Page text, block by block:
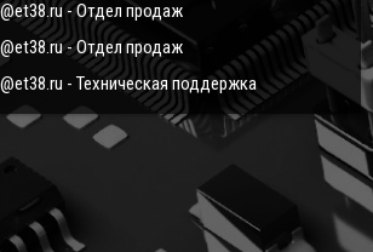
- Отдел продаж
- Отдел продаж
- Техническая поддержка